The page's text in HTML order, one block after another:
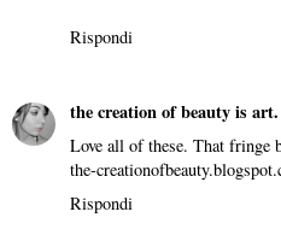
Rispondi
the creation of beauty is art.
Love all of these. That fringe
the-
Rispondi